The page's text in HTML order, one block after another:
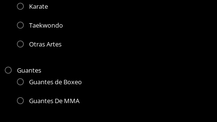
Karate
Taekwondo
Otras Artes
Guantes
Guantes de Boxeo
Guantes De MMA